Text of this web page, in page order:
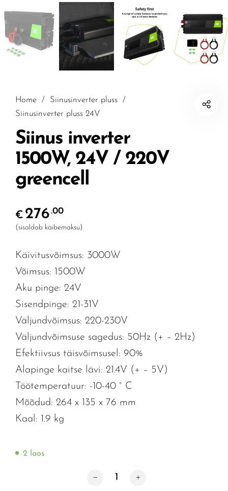
Home / Siinusinverter pluss
/
Siinusinverter pluss 24V
Siinus inverter
1500W, 24V / 220V
greencell
€ 276.00
(sisaldab käibemaksu)
Käivitusvõimsus: 3000W
Võimsus: 1500W
Aku pinge: 24V
Sisendpinge: 21-31V
Väljundvõimsus: 220-230V
Väljundvõimsuse sagedus: 50Hz (+ – 2Hz)
Efektiivsus täisvõimsusel: 90%
Alapinge kaitse lävi: 21.4V (+ – 5V)
Töötemperatuur: -10-40 ° C
Mõõdud: 264 x 135 x 76 mm
Kaal: 1.9 kg
2 laos
Siinus inverter 1500W, 24V / 220V